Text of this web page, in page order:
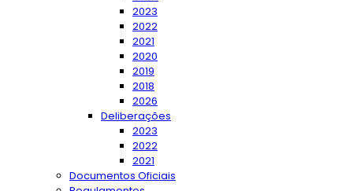
2023
2022
2021
2020
2019
2018
2026
Deliberações
2023
2022
2021
Documentos Oficiais